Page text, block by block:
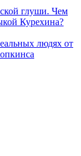
глуши. Чем
Курехина?
людях от